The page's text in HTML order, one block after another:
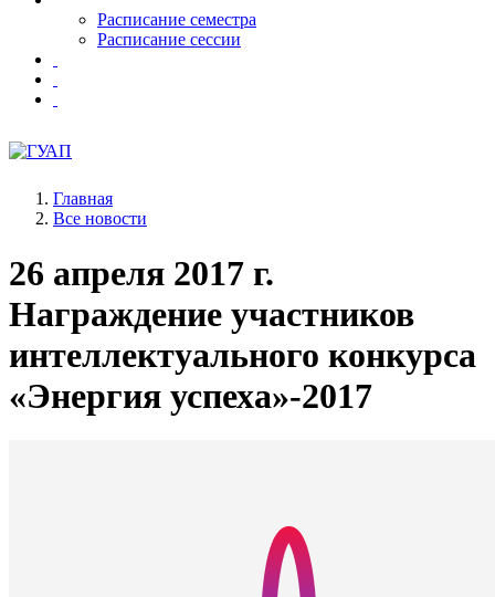
Расписание семестра
Расписание сессии
Главная
Все новости
26 апреля 2017 г.
Награждение участников
интеллектуального конкурса
«Энергия успеха»-2017